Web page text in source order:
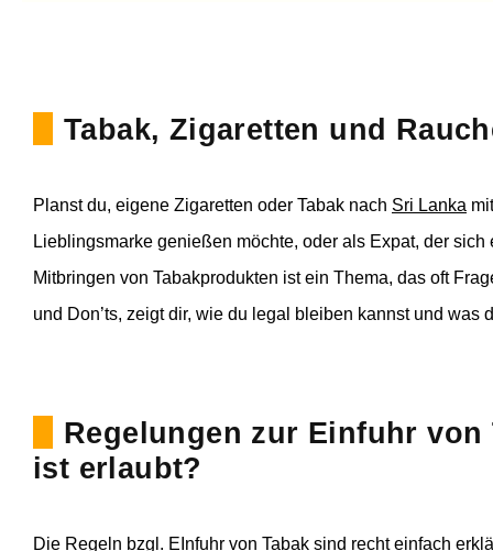
Tabak, Zigaretten und
Planst du, eigene Zigaretten oder Tabak nach Sri Lanka
Lieblingsmarke genießen möchte, oder als Expat, der
Mitbringen von Tabakprodukten ist ein Thema, das oft
und Don’ts, zeigt dir, wie du legal bleiben kannst und was
Regelungen zur Einfuhr von
ist erlaubt?
Die Regeln bzgl. EInfuhr von Tabak sind recht einfach